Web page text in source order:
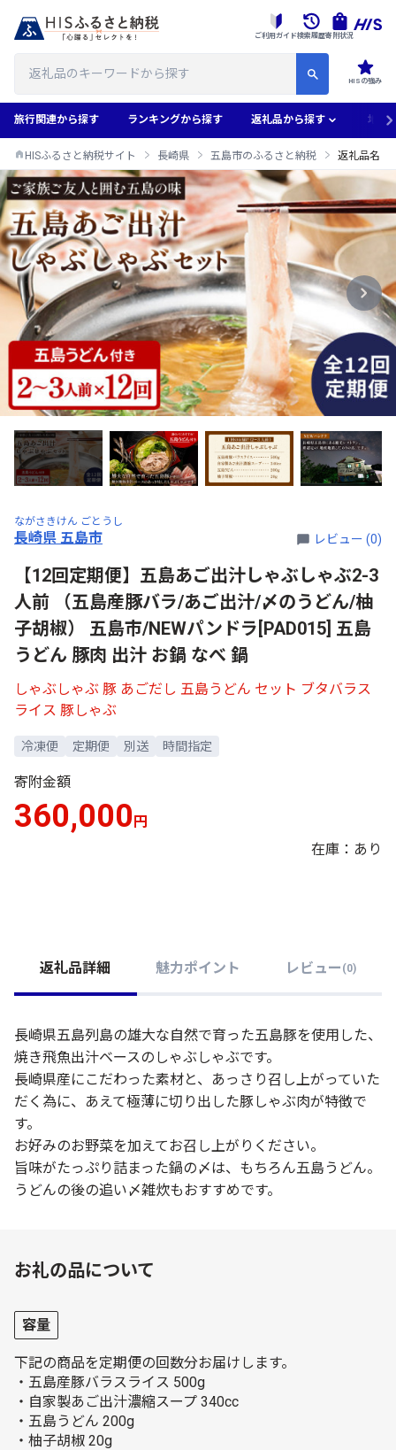
HISの強み
ご利用ガイド検索履歴寄附状況
旅行関連から探す ランキングから探す 返礼品から探す 地域
HISふるさと納税サイト 長崎県 五島市のふるさと納税 返礼品名
ながさきけん ごとうし
長崎県 五島市 レビュー (0)
【12回定期便】五島あご出汁しゃぶしゃぶ2-3
人前 （五島産豚バラ/あご出汁/〆のうどん/柚
子胡椒） 五島市/NEWパンドラ[PAD015] 五島
うどん 豚肉 出汁 お鍋 なべ 鍋
しゃぶしゃぶ 豚 あごだし 五島うどん セット ブタバラス
ライス 豚しゃぶ
冷凍便 定期便 別送 時間指定
寄附金額
360,000 円
在庫：あり
返礼品詳細 魅力ポイント レビュー (0)
長崎県五島列島の雄大な自然で育った五島豚を使用した、
焼き飛魚出汁ベースのしゃぶしゃぶです。
長崎県産にこだわった素材と、あっさり召し上がっていた
だく為に、あえて極薄に切り出した豚しゃぶ肉が特徴で
す。
お好みのお野菜を加えてお召し上がりください。
旨味がたっぷり詰まった鍋の〆は、もちろん五島うどん。
うどんの後の追い〆雑炊もおすすめです。
お礼の品について
容量
下記の商品を定期便の回数分お届けします。
・五島産豚バラスライス 500g
・自家製あご出汁濃縮スープ 340cc
・五島うどん 200g
・柚子胡椒 20g